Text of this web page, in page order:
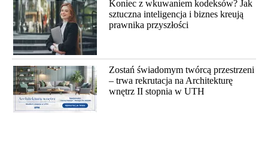
Koniec z wkuwaniem kodeksów? Jak
sztuczna inteligencja i biznes kreują
prawnika przyszłości
Zostań świadomym twórcą przestrzeni
– trwa rekrutacja na Architekturę
wnętrz II stopnia w UTH